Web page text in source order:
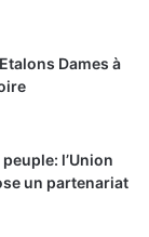
Dames à
l’Union
un partenariat